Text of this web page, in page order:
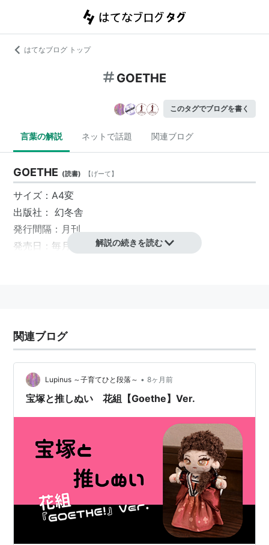
はてなブログ トップ
GOETHE
このタグでブログを書く
言葉の解説 ネットで話題 関連ブログ
GOETHE (読書) 【げーて】
サイズ：A4変
出版社： 幻冬舎
発行間隔：月刊
発売日：毎月24日
生するファッション、モノ、人物、知識・・・等を紹介
します。仕事を愛する洗練された男たちに向けた新しい
ライフスタイル誌です。
引用元⇒http://www.fujisan.co.jp/Product/1264731
http://www.gentosha.co.jp/goethe/
解説の続きを読む
関連ブログ
Lupinus ～子育てひと段落～ • 8ヶ月前
宝塚と推しぬい 花組【Goethe】Ver.